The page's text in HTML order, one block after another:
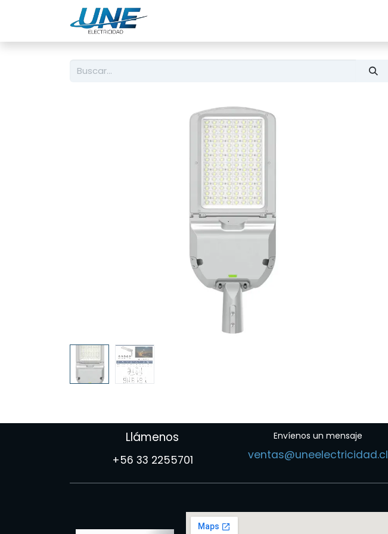
Llámenos
+56 33 2255701
Envíenos un mensaje
ventas@uneelectricidad.cl